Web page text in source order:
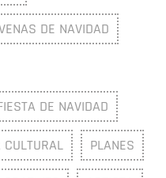
DE NAVIDAD
DE NAVIDAD
CULTURAL PLANES